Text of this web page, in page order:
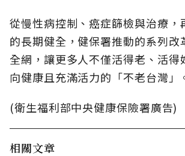
從慢性病控制、癌症篩檢與治療，
的長期健全，健保署推動的系列改
全網，讓更多人不僅活得老、活得
向健康且充滿活力的「不老台灣」
(衛生福利部中央健康保險署廣告)
相關文章